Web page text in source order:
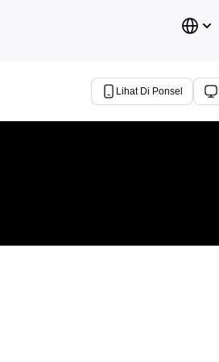
Lihat Di Ponsel